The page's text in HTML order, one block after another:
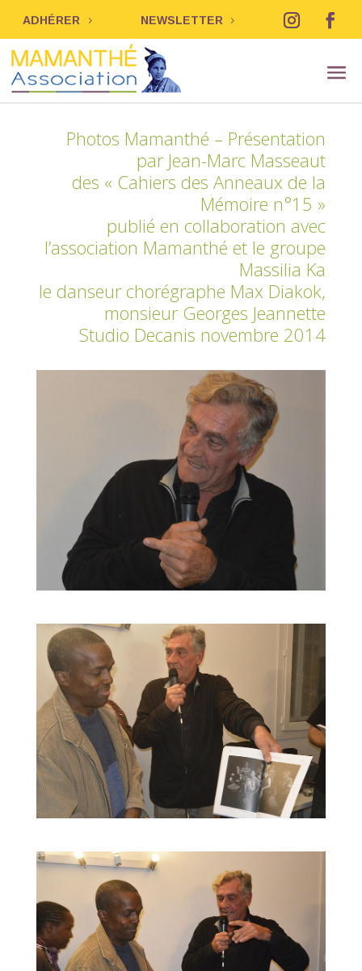
ADHÉRER NEWSLETTER
Photos Mamanthé – Présentation
par Jean-Marc Masseaut
des « Cahiers des Anneaux de la
Mémoire n°15 »
publié en collaboration avec
l’association Mamanthé et le groupe
Massilia Ka
le danseur chorégraphe Max Diakok,
monsieur Georges Jeannette
Studio Decanis novembre 2014